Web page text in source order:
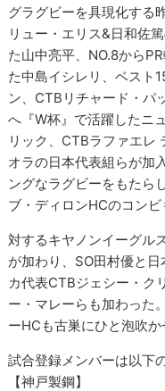
グラグビーを具現化する
リュー・エリス&日和佐
た山中亮平、NO.8から
た中島イシレリ、ベスト
ン、CTBリチャード・パ
へ『W杯』で活躍したニ
リック、CTBラファエレ
オラの日本代表組らが加
ングなラグビーをもたら
ブ・ディロンHCのコンビ
対するキヤノンイーグル
が加わり、SO田村優と
カ代表CTBジェシー・ク
ー・マレーらも加わった
ーHCも古巣にひと泡吹か
試合登録メンバーは以下
【神戸製鋼】